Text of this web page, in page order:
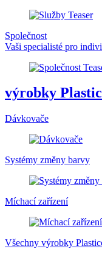
Společnost
Vaši specialisté pro
výrobky
Dávkovače
Systémy změny barvy
Míchací zařízení
Všechny výrobky